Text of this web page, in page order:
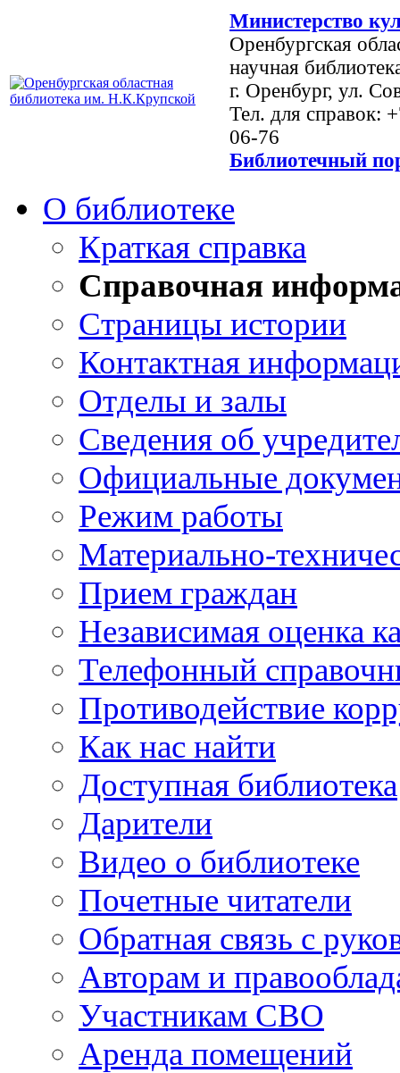
Министерство
Оренбургская
научная
г. Оренбург, ул.
Тел. для справок:
06-76
Библиотечный
О библиотеке
Краткая справка
Справочная
Страницы истории
Контактная
Отделы и залы
Сведения об
Официальные
Режим работы
Материально-
Прием граждан
Независимая оценка
Телефонный
Противодействие
Как нас найти
Доступная библиотека
Дарители
Видео о библиотеке
Почетные читатели
Обратная связь с
Авторам и
Участникам СВО
Аренда помещений